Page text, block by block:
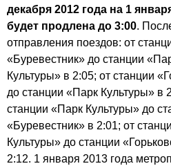
декабря 2012 года на 1
будет продлена до 3:00.
отправления поездов: от
«Буревестник» до станции
Культуры» в 2:05; от станции
до станции «Парк Культуры» в
станции «Парк Культуры» до
«Буревестник» в 2:01; от
Культуры» до станции
2:12. 1 января 2013 года